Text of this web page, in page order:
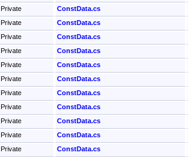
Private ConstData.cs
Private ConstData.cs
Private ConstData.cs
Private ConstData.cs
Private ConstData.cs
Private ConstData.cs
Private ConstData.cs
Private ConstData.cs
Private ConstData.cs
Private ConstData.cs
Private ConstData.cs